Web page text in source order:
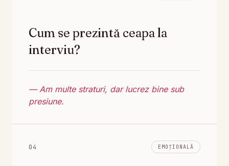
Cum se prezintă ceapa la
interviu?
— Am multe straturi, dar lucrez bine sub
presiune.
04 EMOȚIONALĂ